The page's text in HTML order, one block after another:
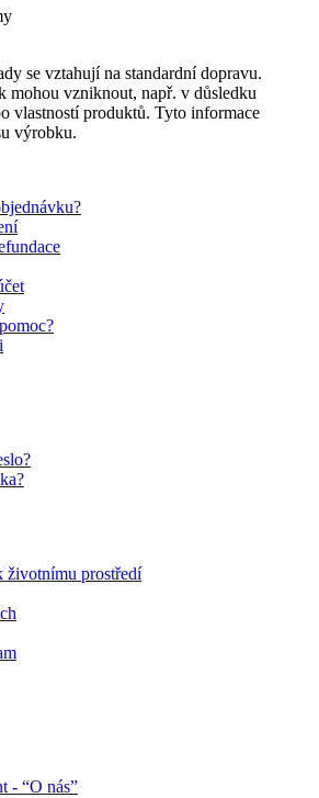
se vztahují na standardní dopravu.
mohou vzniknout, např. v důsledku
vlastností produktů. Tyto informace
výrobku.
životnímu prostředí
- “O nás”